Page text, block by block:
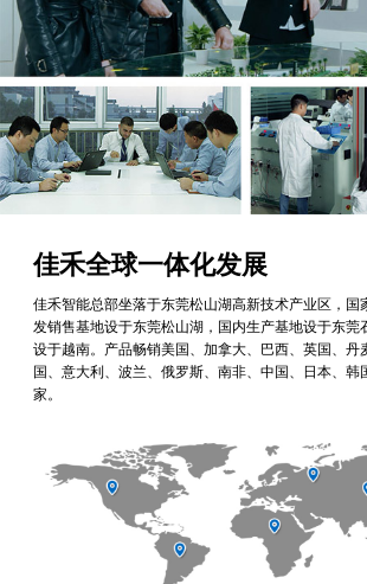
佳禾全球一体化发展
佳禾智能总部坐落于东莞松山湖高新技术产业区，国
发销售基地设于东莞松山湖，国内生产基地设于东莞
设于越南。产品畅销美国、加拿大、巴西、英国、丹
国、意大利、波兰、俄罗斯、南非、中国、日本、韩
家。